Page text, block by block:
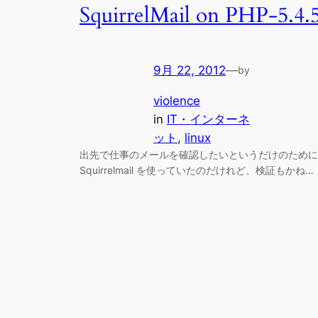
SquirrelMail on PHP-
9月 22, 2012—by
violence
in IT・インターネ
ット , linux
出先で仕事のメールを確認したいというだけのために
Squirrelmail を使っていたのだけれど、検証もかね…